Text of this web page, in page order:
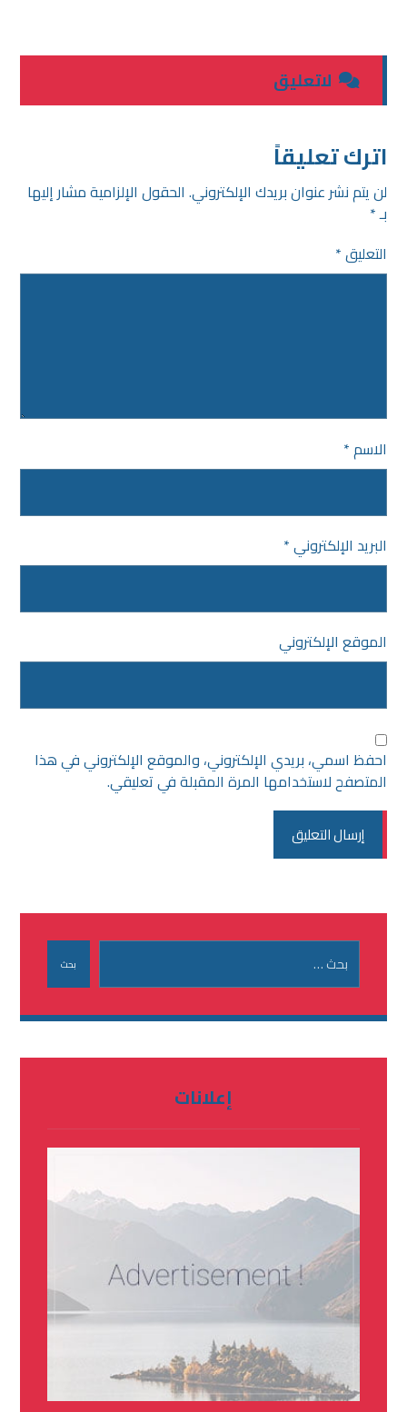
لاتعلیق
اترك تعليقاً
لن يتم نشر عنوان بريدك الإلكتروني. الحقول الإلزامية مشار إليها
بـ*
التعليق*
الاسم*
البريد الإلكتروني*
الموقع الإلكتروني
احفظ اسمي، بريدي الإلكتروني، والموقع الإلكتروني في هذا
المتصفح لاستخدامها المرة المقبلة في تعليقي.
إرسال التعليق
بحث
إعلانات